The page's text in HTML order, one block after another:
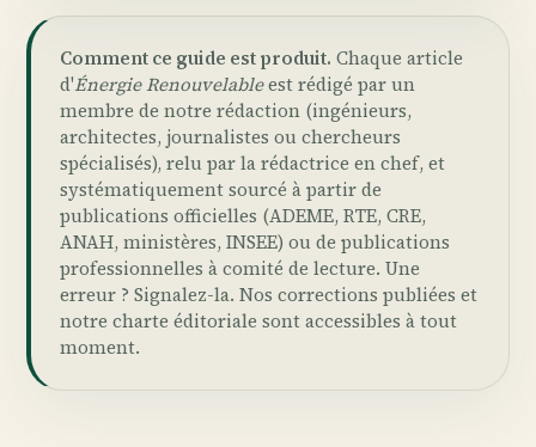
Comment ce guide est produit. Chaque article
d'Énergie Renouvelableest rédigé par un
membre de notre rédaction (ingénieurs,
architectes, journalistes ou chercheurs
spécialisés), relu par la rédactrice en chef, et
systématiquement sourcé à partir de
publications officielles (ADEME, RTE, CRE,
ANAH, ministères, INSEE) ou de publications
professionnelles à comité de lecture. Une
erreur ? Signalez-la. Nos corrections publiées et
notre charte éditoriale sont accessibles à tout
moment.